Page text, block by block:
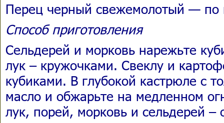
Перец черный свежемолотый — по
Способ приготовления
Сельдерей и морковь нарежьте
лук – кружочками. Свеклу и
кубиками. В глубокой кастрюле с
масло и обжарьте на медленном
лук, порей, морковь и сельдерей –